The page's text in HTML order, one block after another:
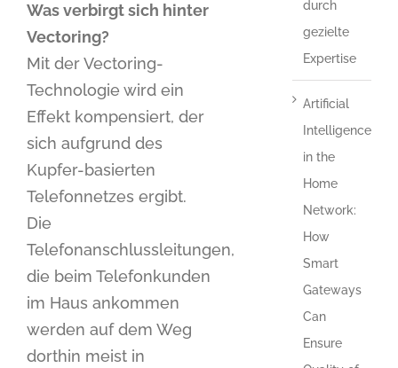
Was verbirgt sich hinter
Vectoring?
Mit der Vectoring-
Technologie wird ein
Effekt kompensiert, der
sich aufgrund des
Kupfer-basierten
Telefonnetzes ergibt.
Die
Telefonanschlussleitungen,
die beim Telefonkunden
im Haus ankommen
werden auf dem Weg
dorthin meist in
durch
gezielte
Expertise
Artificial
Intelligence
in the
Home
Network:
How
Smart
Gateways
Can
Ensure